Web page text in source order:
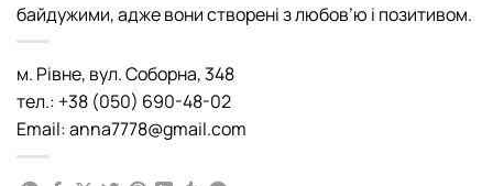
байдужими, адже вони створені з любов’ю і позитивом.
м. Рівне, вул. Соборна, 348
тел.: +38 (050) 690-48-02
Email: anna7778@gmail.com